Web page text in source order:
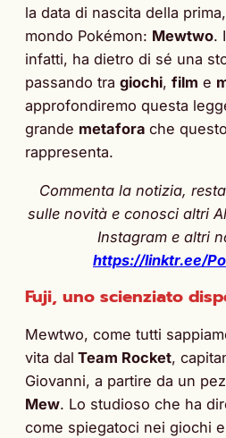
la data di nascita della
mondo Pokémon: Mewtwo.
infatti, ha dietro di sé una
passando tra giochi, film e
approfondiremo questa
grande metafora che
rappresenta.
Commenta la notizia,
sulle novità e conosci altri
Instagram e altri
https://linktr.ee/
Fuji, uno scienziato
Mewtwo, come tutti
vita dal Team Rocket,
Giovanni, a partire da un
Mew. Lo studioso che ha
come spiegatoci nei giochi